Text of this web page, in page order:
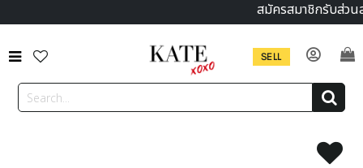
สมัครสมาชิกรับส่วน
SELL